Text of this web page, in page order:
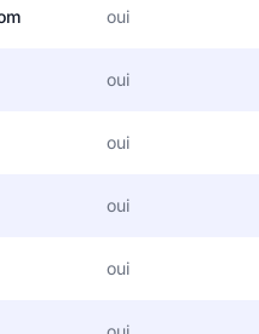
oui
oui
oui
oui
oui